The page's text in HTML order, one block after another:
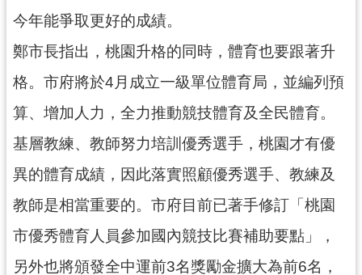
口
網
隱
私
權
政
策
網
站
安
全
今年能爭取更好的成績。
鄭市長指出，桃園升格的同時，體育也要跟著升
格。市府將於4月成立一級單位體育局，並編列預
算、增加人力，全力推動競技體育及全民體育。
基層教練、教師努力培訓優秀選手，桃園才有優
異的體育成績，因此落實照顧優秀選手、教練及
教師是相當重要的。市府目前已著手修訂「桃園
市優秀體育人員參加國內競技比賽補助要點」，
另外也將頒發全中運前3名獎勵金擴大為前6名，